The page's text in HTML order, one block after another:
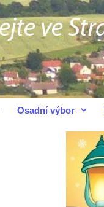
Osadní výbor